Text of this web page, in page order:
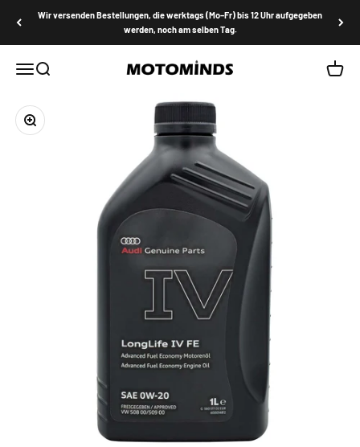
Wir versenden Bestellungen, die werktags (Mo–Fr) bis 12 Uhr aufgegeben
werden, noch am selben Tag.
MenüSuche MOTOMINDS
Bild vergrößern